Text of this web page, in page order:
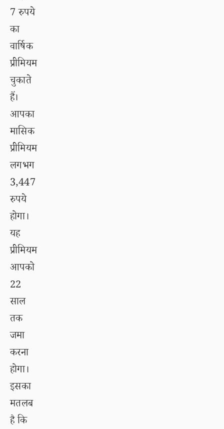
7 रुपये
का
वार्षिक
प्रीमियम
चुकाते
हैं।
आपका
मासिक
प्रीमियम
लगभग
3,447
रुपये
होगा।
यह
प्रीमियम
आपको
22
साल
तक
जमा
करना
होगा।
इसका
मतलब
है कि